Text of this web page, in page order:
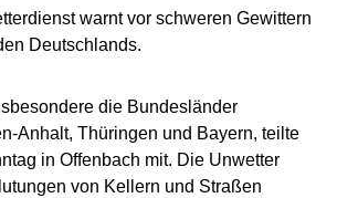
warnt vor schweren Gewittern
Deutschlands.
die Bundesländer
Anhalt, Thüringen und Bayern, teilte
in Offenbach mit. Die Unwetter
von Kellern und Straßen